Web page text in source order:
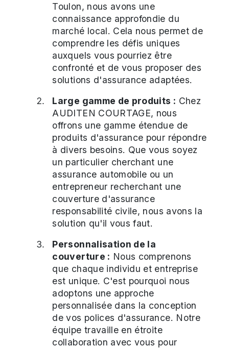
Toulon, nous avons une
connaissance approfondie du
marché local. Cela nous permet de
comprendre les défis uniques
auxquels vous pourriez être
confronté et de vous proposer des
solutions d'assurance adaptées.
Large gamme de produits : Chez
AUDITEN COURTAGE, nous
offrons une gamme étendue de
produits d'assurance pour répondre
à divers besoins. Que vous soyez
un particulier cherchant une
assurance automobile ou un
entrepreneur recherchant une
couverture d'assurance
responsabilité civile, nous avons la
solution qu'il vous faut.
Personnalisation de la
couverture : Nous comprenons
que chaque individu et entreprise
est unique. C'est pourquoi nous
adoptons une approche
personnalisée dans la conception
de vos polices d'assurance. Notre
équipe travaille en étroite
collaboration avec vous pour